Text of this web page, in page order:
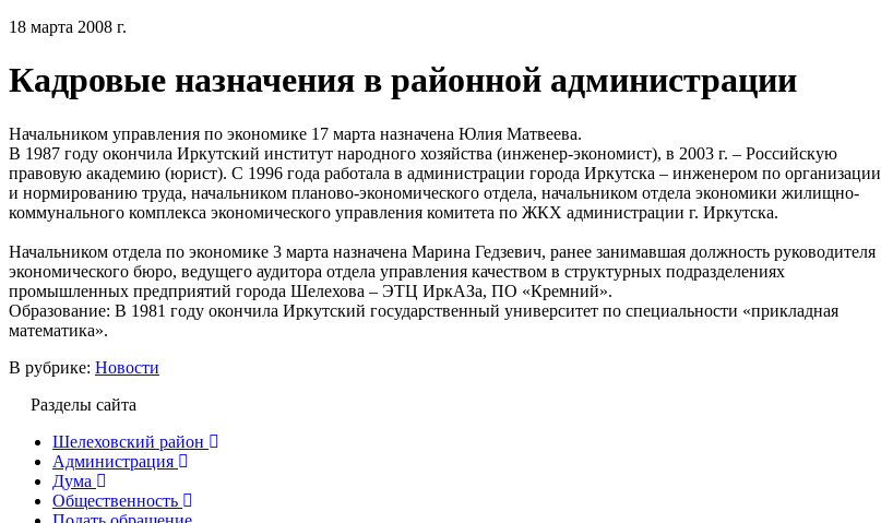
18 марта 2008 г.
Кадровые назначения в районной администрации
Начальником управления по экономике 17 марта назначена Юлия Матвеева.
В 1987 году окончила Иркутский институт народного хозяйства (инженер-экономист), в 2003 г. – Российскую
правовую академию (юрист). С 1996 года работала в администрации города Иркутска – инженером по организации
и нормированию труда, начальником планово-экономического отдела, начальником отдела экономики жилищно-
коммунального комплекса экономического управления комитета по ЖКХ администрации г. Иркутска.
Начальником отдела по экономике 3 марта назначена Марина Гедзевич, ранее занимавшая должность руководителя
экономического бюро, ведущего аудитора отдела управления качеством в структурных подразделениях
промышленных предприятий города Шелехова – ЭТЦ ИркАЗа, ПО «Кремний».
Образование: В 1981 году окончила Иркутский государственный университет по специальности «прикладная
математика».
В рубрике: Новости
Разделы сайта
Шелеховский район
Администрация
Дума
Общественность